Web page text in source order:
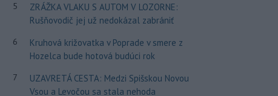
5
ZRÁŽKA VLAKU S AUTOM V LOZORNE:
Rušňovodič jej už nedokázal zabrániť
6
Kruhová križovatka v Poprade v smere z
Hozelca bude hotová budúci rok
7
UZAVRETÁ CESTA: Medzi Spišskou Novou
Vsou a Levočou sa stala nehoda